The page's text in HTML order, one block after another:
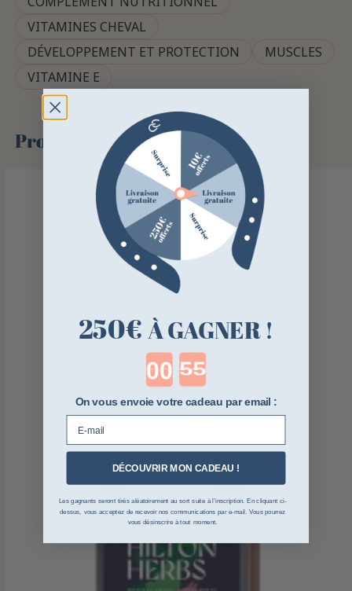
VITAMINES CHEVAL
DÉVELOPPEMENT ET PROTECTION
MUSCLES
VITAMINE E
Produits similaires
250€ À GAGNER !
Countdown ends in:
On vous envoie votre cadeau par email :
DÉCOUVRIR MON CADEAU !
Les gagnants seront tirés aléatoirement au sort suite à l’inscription. En cliquant ci-
dessus, vous acceptez de recevoir nos communications par e-mail. Vous pourrez
vous désinscrire à tout moment.